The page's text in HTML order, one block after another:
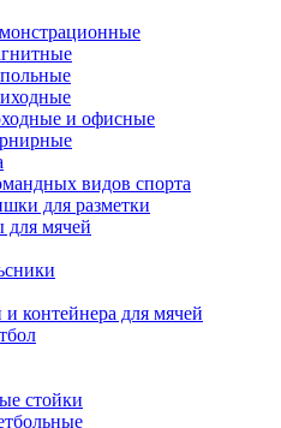
и офисные
видов спорта
для разметки
для мячей
контейнера для мячей
стойки